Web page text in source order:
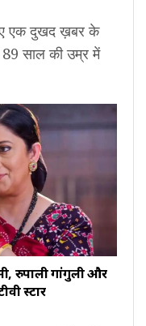
एक दुखद ख़बर के
89 साल की उम्र में
रुपाली गांगुली और
स्टार